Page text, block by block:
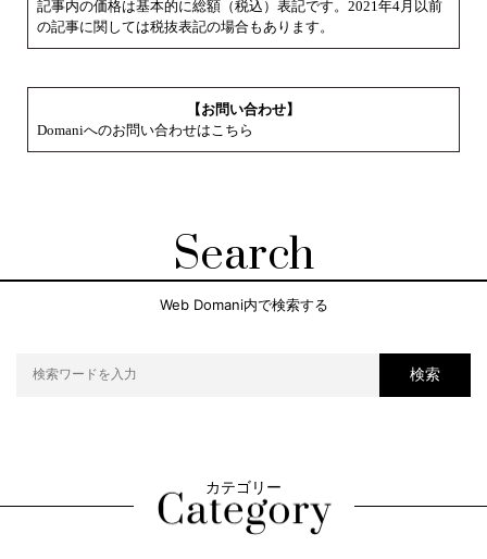
記事内の価格は基本的に総額（税込）表記です。2021年4月以前
の記事に関しては税抜表記の場合もあります。
【お問い合わせ】
Domaniへのお問い合わせはこちら
Search
Web Domani内で検索する
検索
カテゴリー